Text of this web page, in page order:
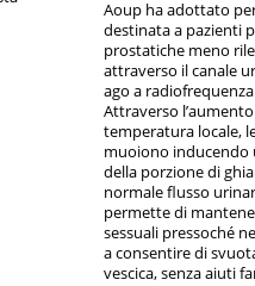
Aoup ha adottato
destinata a pazienti
prostatiche meno
attraverso il canale
ago a
Attraverso
temperatura locale,
muoiono inducendo
della porzione di
normale flusso
permette di
sessuali pressoché
a consentire di
vescica, senza aiuti